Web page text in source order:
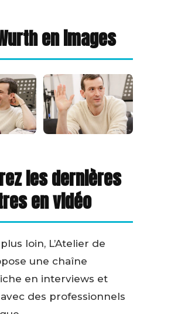
en images
les dernières
en vidéo
loin, L’Atelier de
une chaîne
en interviews et
des professionnels